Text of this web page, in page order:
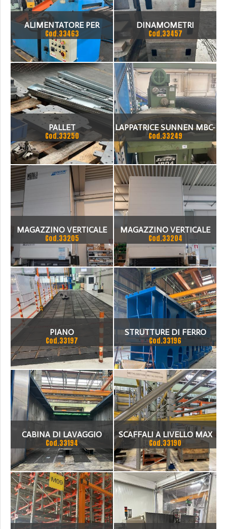
ALIMENTATORE PER
PRESSA IRON CM 55
Cod.33463
DINAMOMETRI
Cod.33457
PALLET
Cod.33250
LAPPATRICE SUNNEN MBC-
1804
Cod.33249
MAGAZZINO VERTICALE
MODULA
Cod.33205
MAGAZZINO VERTICALE
CMA
Cod.33204
PIANO
Cod.33197
STRUTTURE DI FERRO
LAVORATO
Cod.33196
CABINA DI LAVAGGIO
Cod.33194
SCAFFALI A LIVELLO MAX
PER LIVELLO 3500 KG
Cod.33190